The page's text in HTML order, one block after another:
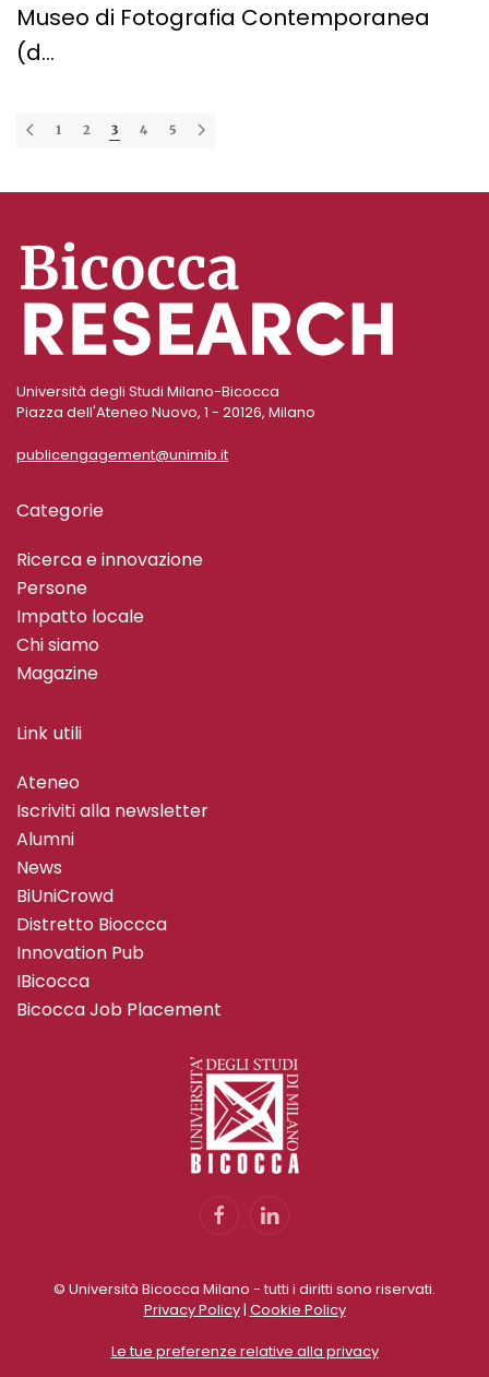
Museo di Fotografia Contemporanea
(d…
1 2 3 4 5
Università degli Studi Milano-Bicocca
Piazza dell'Ateneo Nuovo, 1 - 20126, Milano
publicengagement@unimib.it
Categorie
Ricerca e innovazione
Persone
Impatto locale
Chi siamo
Magazine
Link utili
Ateneo
Iscriviti alla newsletter
Alumni
News
BiUniCrowd
Distretto Bioccca
Innovation Pub
IBicocca
Bicocca Job Placement
© Università Bicocca Milano - tutti i diritti sono riservati.
Privacy Policy| Cookie Policy
Le tue preferenze relative alla privacy